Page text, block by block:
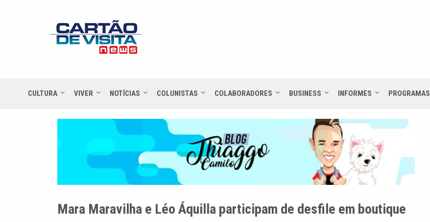
CULTURA VIVER NOTÍCIAS COLUNISTAS COLABORADORES BUSINESS INFORMES PROGRAMAS
Mara Maravilha e Léo Áquilla participam de desfile em boutique